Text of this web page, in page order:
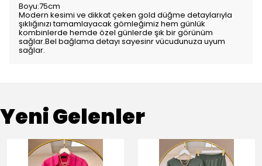
Boyu:75cm
Modern kesimi ve dikkat çeken gold düğme detaylarıyla
şıklığınızı tamamlayacak gömleğimiz hem günlük
kombinlerde hemde özel günlerde şık bir görünüm
sağlar.Bel bağlama detayı sayesinr vücudunuza uyum
sağlar.
Yeni Gelenler